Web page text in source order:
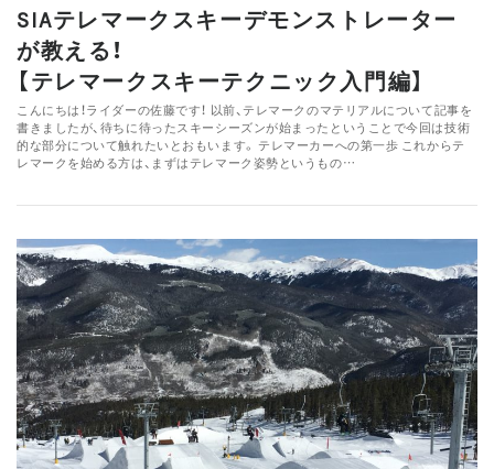
SIAテレマークスキーデモンストレーター
が教える！
【テレマークスキーテクニック入門編】
こんにちは！ライダーの佐藤です！ 以前、テレマークのマテリアルについて記事を
書きましたが、待ちに待ったスキーシーズンが始まったということで今回は技術
的な部分について触れたいとおもいます。 テレマーカーへの第一歩 これからテ
レマークを始める方は、まずはテレマーク姿勢というもの…